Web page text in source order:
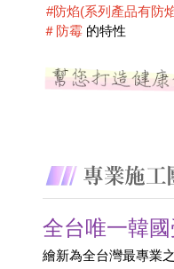
＃防霉 的特性
全台唯一韓
繪新為全台灣最專業